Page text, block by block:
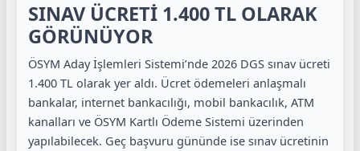
SINAV ÜCRETİ 1.400 TL OLARAK
GÖRÜNÜYOR
ÖSYM Aday İşlemleri Sistemi’nde 2026 DGS sınav ücreti
1.400 TL olarak yer aldı. Ücret ödemeleri anlaşmalı
bankalar, internet bankacılığı, mobil bankacılık, ATM
kanalları ve ÖSYM Kartlı Ödeme Sistemi üzerinden
yapılabilecek. Geç başvuru gününde ise sınav ücretinin